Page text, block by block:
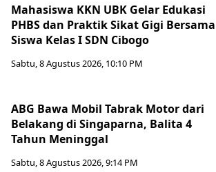
Mahasiswa KKN UBK Gelar Edukasi
PHBS dan Praktik Sikat Gigi Bersama
Siswa Kelas I SDN Cibogo
Sabtu, 8 Agustus 2026, 10:10 PM
ABG Bawa Mobil Tabrak Motor dari
Belakang di Singaparna, Balita 4
Tahun Meninggal
Sabtu, 8 Agustus 2026, 9:14 PM